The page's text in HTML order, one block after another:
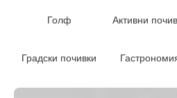
Голф Активни
Градски почивки